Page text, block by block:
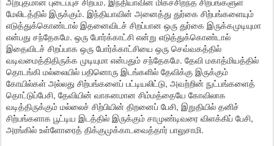
மேலிடத்தில் இருக்கும். இந்தியாவின் அனைத்து துர்கை சிற்பங்களையும்
எடுத்துக்கொண்டால் இதனைவிடச் சிறப்பான ஒரு துர்கை இருக்கமுடியுமா
என்பது சந்தேகமே. ஒரு போர்க்காட்சி என்று எடுத்துக்கொண்டால்
இதைவிடச் சிறப்பாக ஒரு போர்க்காட்சியை ஒரு செவ்வகத்தில்
வடிவமைத்திதிருக்க முடியுமா என்பதும் சந்தேகமே. தேவி மகாத்மியத்தில்
தொடங்கி மல்லையில் பதினொரு இடங்களில் தேவிக்கு இருக்கும்
கோயில்கள் அல்லது சிற்பங்களைப் பட்டியலிட்டு, அவற்றின் நுட்பங்களைத்
தொட்டுப்பேசி, தேவியின் வாகனமான சிம்மத்தையே கோவிலாக
வடித்திருக்கும் மல்லைச் சிற்பியின் திறனைப் பேசி, இறுதியில் தனிச்
சிற்பங்களாக பூட்டிய இடத்தில் இருக்கும் சாமுண்டிவரை விளக்கிப் பேசி,
அரங்கில் உள்ளோரைத் திக்குமுக்காடவைத்தார் பாலுசாமி.